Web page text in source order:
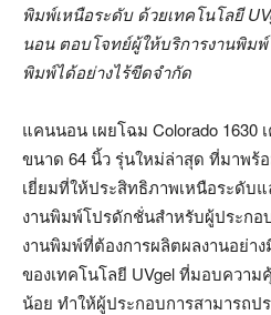
พิมพ์เหนือระดับ ด้วยเทคโนโลยี
นอน ตอบโจทย์ผู้ให้บริการงานพิมพ์
พิมพ์ได้อย่างไร้ขีดจำกัด
แคนนอน เผยโฉม Colorado 1630
ขนาด 64 นิ้ว รุ่นใหม่ล่าสุด ที่มาพ
เยี่ยมที่ให้ประสิทธิภาพเหนือระดับ
งานพิมพ์โปรดักชั่นสำหรับผู้ประกอ
งานพิมพ์ที่ต้องการผลิตผลงานอย่
ของเทคโนโลยี UVgel ที่มอบควา
น้อย ทำให้ผู้ประกอบการสามารถ